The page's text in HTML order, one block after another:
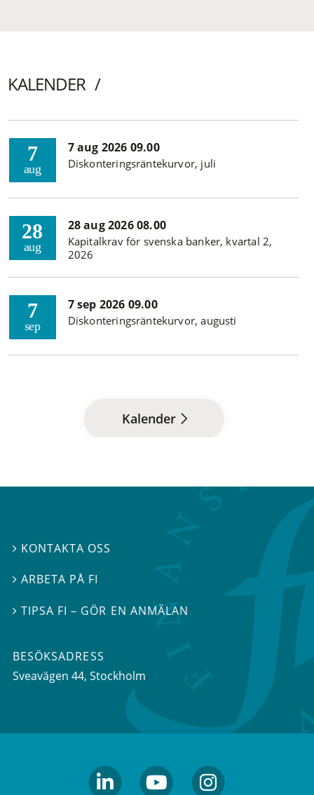
KALENDER
7
aug
7 aug 2026 09.00
Diskonteringsräntekurvor, juli
28
aug
28 aug 2026 08.00
Kapitalkrav för svenska banker, kvartal 2,
2026
7
sep
7 sep 2026 09.00
Diskonteringsräntekurvor, augusti
Kalender
 KONTAKTA OSS
ARBETA PÅ FI
TIPSA FI – GÖR EN ANMÄLAN
BESÖKSADRESS
Sveavägen 44, Stockholm